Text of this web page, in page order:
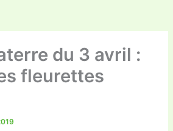
du 3 avril :
fleurettes